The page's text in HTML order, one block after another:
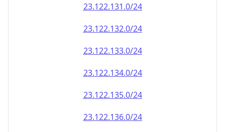
23.122.133.0/24
23.122.134.0/24
23.122.135.0/24
23.122.136.0/24
23.122.137.0/24
23.122.138.0/24